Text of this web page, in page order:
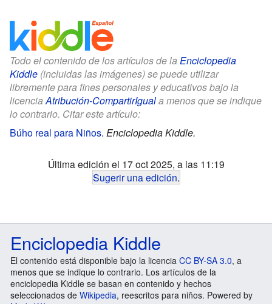
Todo el contenido de los artículos de la Enciclopedia
Kiddle (incluidas las imágenes) se puede utilizar
libremente para fines personales y educativos bajo la
licencia Atribución-CompartirIguala menos que se indique
lo contrario. Citar este artículo:
Búho real para Niños. Enciclopedia Kiddle.
Última edición el 17 oct 2025, a las 11:19
Sugerir una edición.
Enciclopedia Kiddle
El contenido está disponible bajo la licencia CC BY-SA 3.0, a
menos que se indique lo contrario. Los artículos de la
enciclopedia Kiddle se basan en contenido y hechos
seleccionados de Wikipedia, reescritos para niños. Powered by